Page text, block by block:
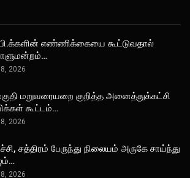
எண்ணிக்கையை கூட்டுவதால்
2026
மறுவரையறை குறித்த அனைத்துக்கட்சி
கூட்டம்…
2026
சத்திரம் பேருந்து நிலையம் அருகே சாய்ந்து
2026